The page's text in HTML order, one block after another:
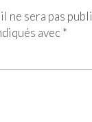
ne sera pas
avec*